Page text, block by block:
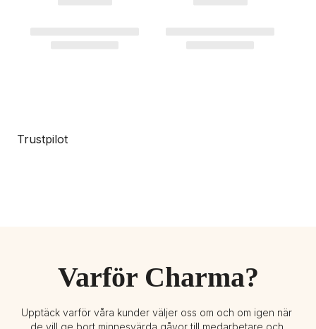
Trustpilot
Varför Charma?
Upptäck varför våra kunder väljer oss om och om igen när